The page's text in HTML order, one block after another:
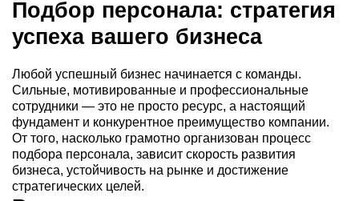
Подбор персонала: стратегия
успеха вашего бизнеса
Любой успешный бизнес начинается с команды.
Сильные, мотивированные и профессиональные
сотрудники — это не просто ресурс, а настоящий
фундамент и конкурентное преимущество компании.
От того, насколько грамотно организован процесс
подбора персонала, зависит скорость развития
бизнеса, устойчивость на рынке и достижение
стратегических целей.